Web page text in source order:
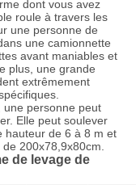
dont vous avez
roule à travers les
une personne de
une camionnette
avant maniables et
plus, une grande
extrêmement
une personne peut
Elle peut soulever
hauteur de 6 à 8 m et
200x78,9x80cm.
de levage de